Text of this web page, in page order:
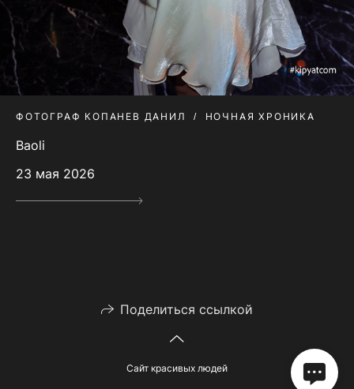
ФОТОГРАФ КОПАНЕВ ДАНИЛ НОЧНАЯ ХРОНИКА
Baoli
23 мая 2026
Поделиться ссылкой
Сайт красивых людей